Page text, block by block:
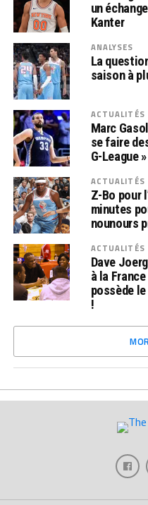
un
Kanter
ANALYSES
La
saison à
ACTUALITÉS
Marc
se faire
G-League »
ACTUALITÉS
Z-Bo pour
minutes
nounours
ACTUALITÉS
Dave
à la
possède
!